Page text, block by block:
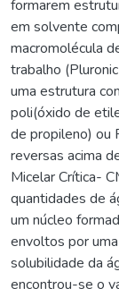
formarem
em solvente
macromolécula
trabalho
uma estrutura
poli(óxido de
de propileno) ou
reversas acima
Micelar Crítica-
quantidades de
um núcleo
envoltos por
solubilidade da
encontrou-se o